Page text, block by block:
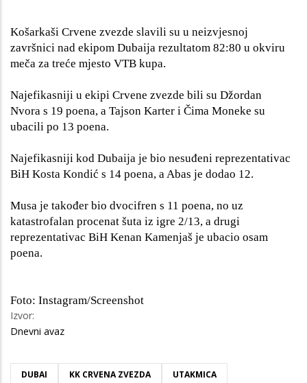
Košarkaši Crvene zvezde slavili su u neizvjesnoj
završnici nad ekipom Dubaija rezultatom 82:80 u okviru
meča za treće mjesto VTB kupa.
Najefikasniji u ekipi Crvene zvezde bili su Džordan
Nvora s 19 poena, a Tajson Karter i Čima Moneke su
ubacili po 13 poena.
Najefikasniji kod Dubaija je bio nesuđeni reprezentativac
BiH Kosta Kondić s 14 poena, a Abas je dodao 12.
Musa je također bio dvocifren s 11 poena, no uz
katastrofalan procenat šuta iz igre 2/13, a drugi
reprezentativac BiH Kenan Kamenjaš je ubacio osam
poena.
Foto: Instagram/Screenshot
Izvor:
Dnevni avaz
DUBAI KK CRVENA ZVEZDA UTAKMICA